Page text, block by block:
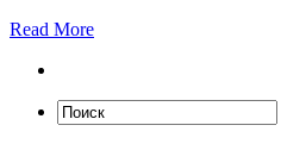
Read More